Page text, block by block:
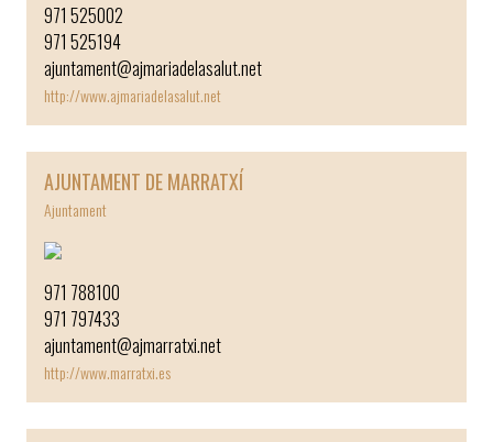
971 525002
971 525194
ajuntament@ajmariadelasalut.net
http://www.ajmariadelasalut.net
AJUNTAMENT DE MARRATXÍ
Ajuntament
971 788100
971 797433
ajuntament@ajmarratxi.net
http://www.marratxi.es